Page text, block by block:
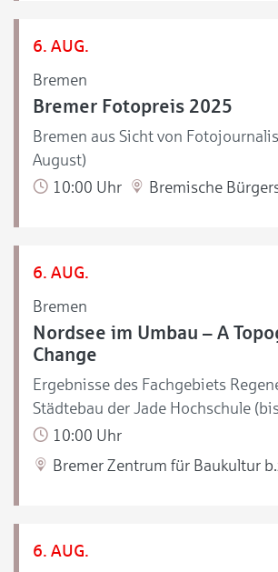
6. AUG.
Bremen
Bremer Fotopreis 2025
Bremen aus Sicht von
August)
10:00 Uhr
Bremische
6. AUG.
Bremen
Nordsee im Umbau – A
Change
Ergebnisse des Fachgebiets
Städtebau der Jade Hochschule
10:00 Uhr
Bremer Zentrum für Baukultur
6. AUG.